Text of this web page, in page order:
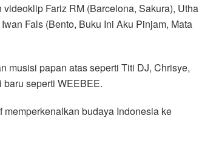
Fariz RM (Barcelona, Sakura), Utha
Fals (Bento, Buku Ini Aku Pinjam, Mata
musisi papan atas seperti Titi DJ, Chrisye,
seperti WEEBEE.
budaya Indonesia ke